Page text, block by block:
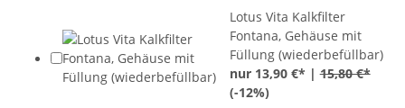
Lotus Vita Kalkfilter
Fontana, Gehäuse mit
Füllung (wiederbefüllbar)
nur 13,90 €* |15,80 €*
(-12%)